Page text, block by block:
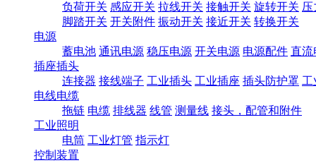
负荷开关 感应开关 拉线开关 接触开关 旋转开关 压
脚踏开关 开关附件 振动开关 接近开关 转换开关
电源
蓄电池 通讯电源 稳压电源 开关电源 电源配件 直流
插座插头
连接器 接线端子 工业插头 工业插座 插头防护罩 工
电线电缆
拖链 电缆 排线器 线管 测量线 接头，配管和附件
工业照明
电筒 工业灯管 指示灯
控制装置